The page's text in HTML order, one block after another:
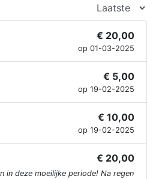
€ 20,00
op 01-03-2025
€ 5,00
op 19-02-2025
€ 10,00
op 19-02-2025
€ 20,00
in deze moeilijke periode! Na regen